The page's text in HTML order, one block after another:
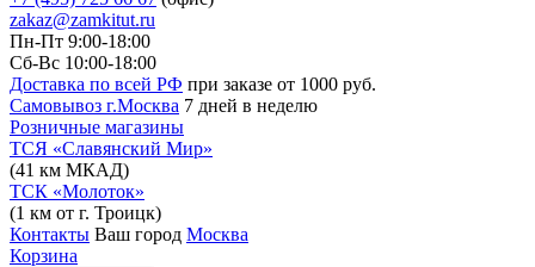
zakaz@zamkitut.ru
Пн-Пт 9:00-18:00
Сб-Вс 10:00-18:00
Доставка по всей РФ при заказе от 1000 руб.
Самовывоз г.Москва 7 дней в неделю
Розничные магазины
ТСЯ «Славянский Мир»
(41 км МКАД)
ТСК «Молоток»
(1 км от г. Троицк)
Контакты Ваш город Москва
Корзина